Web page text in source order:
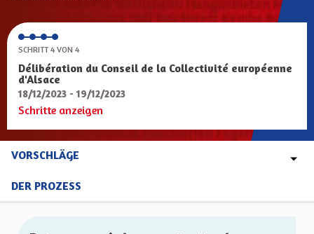
SCHRITT 4 VON 4
Délibération du Conseil de la Collectivité européenne
d'Alsace
18/12/2023 - 19/12/2023
Schritte anzeigen
VORSCHLÄGE
DER PROZESS